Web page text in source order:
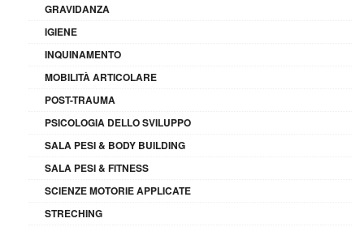
GRAVIDANZA
IGIENE
INQUINAMENTO
MOBILITÀ ARTICOLARE
POST-TRAUMA
PSICOLOGIA DELLO SVILUPPO
SALA PESI & BODY BUILDING
SALA PESI & FITNESS
SCIENZE MOTORIE APPLICATE
STRECHING